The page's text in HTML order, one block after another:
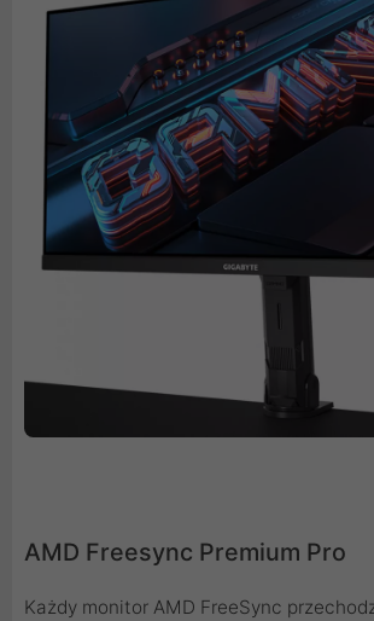
AMD Freesync Premium Pro
Każdy monitor AMD FreeSync